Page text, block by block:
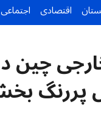
اقتصادی اجتماعی
چین
پررنگ